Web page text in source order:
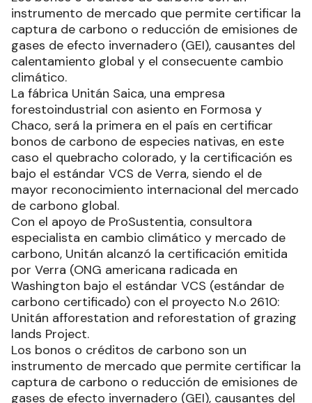
instrumento de mercado que permite certificar la
captura de carbono o reducción de emisiones de
gases de efecto invernadero (GEI), causantes del
calentamiento global y el consecuente cambio
climático.
La fábrica Unitán Saica, una empresa
forestoindustrial con asiento en Formosa y
Chaco, será la primera en el país en certificar
bonos de carbono de especies nativas, en este
caso el quebracho colorado, y la certificación es
bajo el estándar VCS de Verra, siendo el de
mayor reconocimiento internacional del mercado
de carbono global.
Con el apoyo de ProSustentia, consultora
especialista en cambio climático y mercado de
carbono, Unitán alcanzó la certificación emitida
por Verra (ONG americana radicada en
Washington bajo el estándar VCS (estándar de
carbono certificado) con el proyecto N.o 2610:
Unitán afforestation and reforestation of grazing
lands Project.
Los bonos o créditos de carbono son un
instrumento de mercado que permite certificar la
captura de carbono o reducción de emisiones de
gases de efecto invernadero (GEI), causantes del